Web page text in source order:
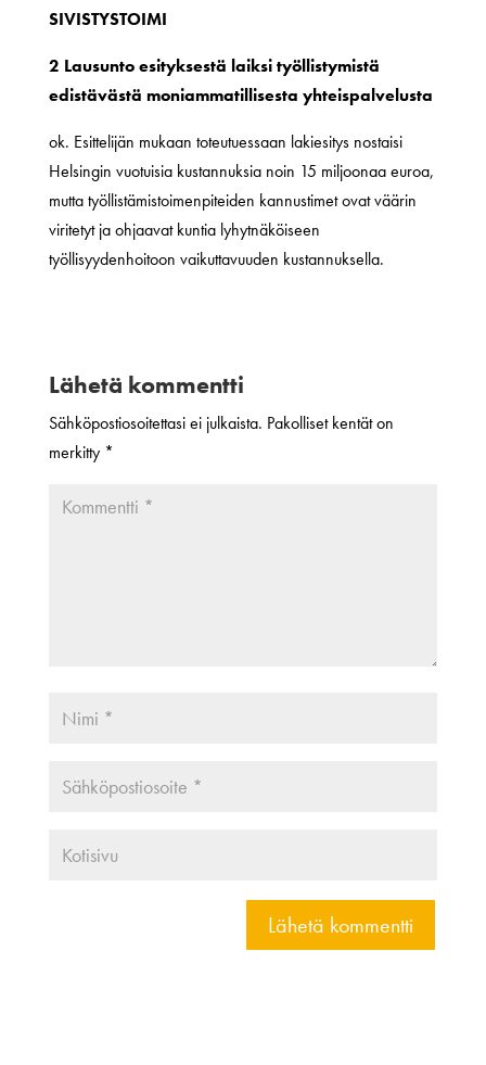
SIVISTYSTOIMI
2 Lausunto esityksestä laiksi työllistymistä
edistävästä moniammatillisesta yhteispalvelusta
ok. Esittelijän mukaan toteutuessaan lakiesitys nostaisi
Helsingin vuotuisia kustannuksia noin 15 miljoonaa euroa,
mutta työllistämistoimenpiteiden kannustimet ovat väärin
viritetyt ja ohjaavat kuntia lyhytnäköiseen
työllisyydenhoitoon vaikuttavuuden kustannuksella.
Lähetä kommentti
Sähköpostiosoitettasi ei julkaista. Pakolliset kentät on
merkitty *